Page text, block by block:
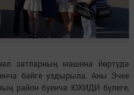
затларның машина йөртүдә
бәйге уздырыла. Аны Эчке
район буенча ЮХИДИ бүлеге,